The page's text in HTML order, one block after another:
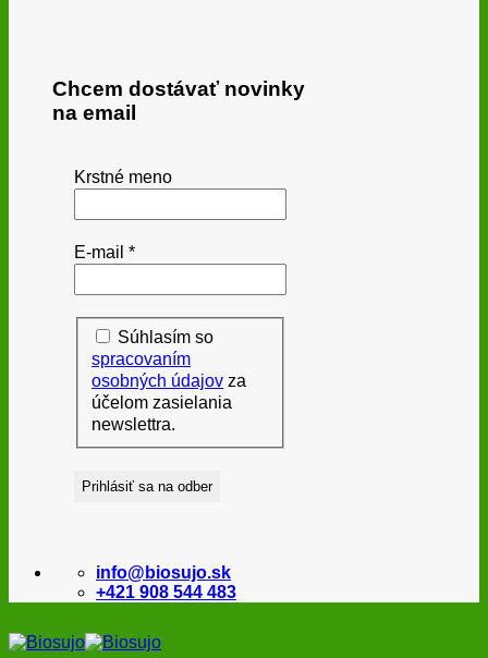
Chcem dostávať novinky
na email
Krstné meno
E-mail *
Súhlasím so
spracovaním
osobných údajov za
účelom zasielania
newslettra.
info@biosujo.sk
+421 908 544 483